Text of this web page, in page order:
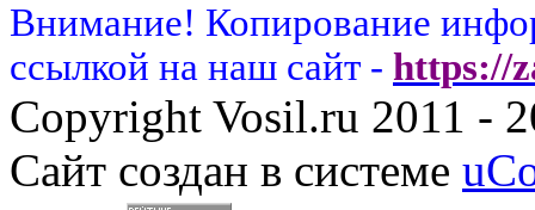
Внимание! Копирование
ссылкой на наш сайт - https://
Copyright Vosil.ru 2011 -
Сайт создан в системе